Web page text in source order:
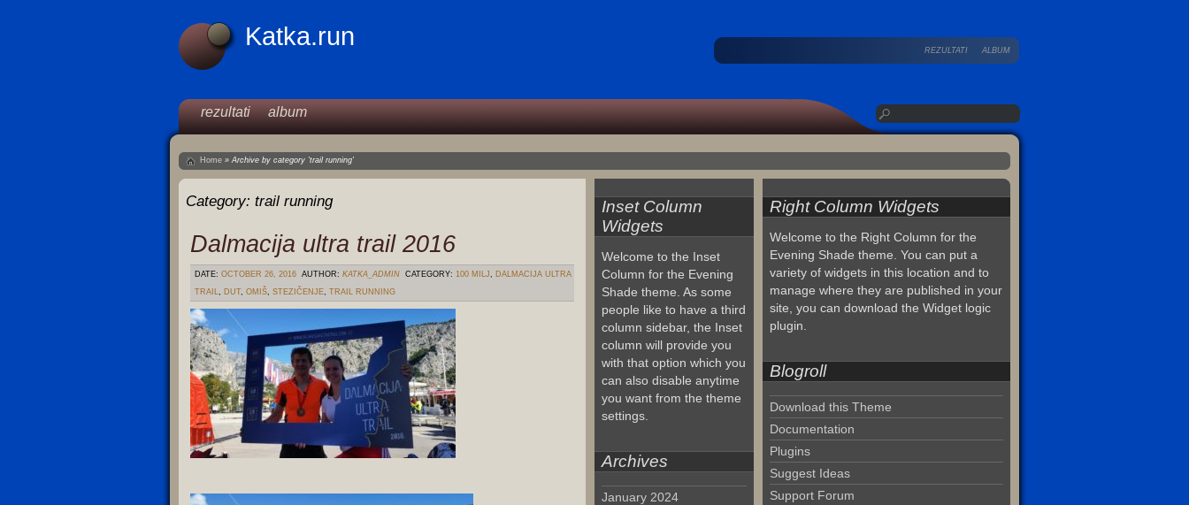
Katka.run REZULTATI ALBUM
rezultati album
Home »Archive by category 'trail running'
Category: trail running
Dalmacija ultra trail 2016
DATE: OCTOBER 26, 2016 AUTHOR: KATKA_ADMIN CATEGORY: 100 MILJ, DALMACIJA ULTRA
TRAIL, DUT, OMIŠ, STEZIČENJE, TRAIL RUNNING
Inset Column
Widgets
Welcome to the Inset
Column for the Evening
Shade theme. As some
people like to have a third
column sidebar, the Inset
column will provide you
with that option which you
can also disable anytime
you want from the theme
settings.
Archives
January 2024
Right Column Widgets
Welcome to the Right Column for the
Evening Shade theme. You can put a
variety of widgets in this location and to
manage where they are published in your
site, you can download the Widget logic
plugin.
Blogroll
Download this Theme
Documentation
Plugins
Suggest Ideas
Support Forum